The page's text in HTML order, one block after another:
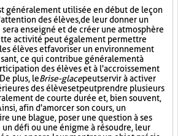
généralement utilisée en début de leçon
des élèves, de leur donner un
enseigné et de créer une atmosphère
activité peut également permettre
élèves et favoriser un environnement
ce qui contribue généralement à
des élèves et à l'accroissement
plus, leBrise-glacepeut servir à activer
des élèves et peut prendre plusieurs
de courte durée et, bien souvent,
afin d'amorcer son cours, un
une blague, poser une question à ses
défi ou une énigme à résoudre, leur